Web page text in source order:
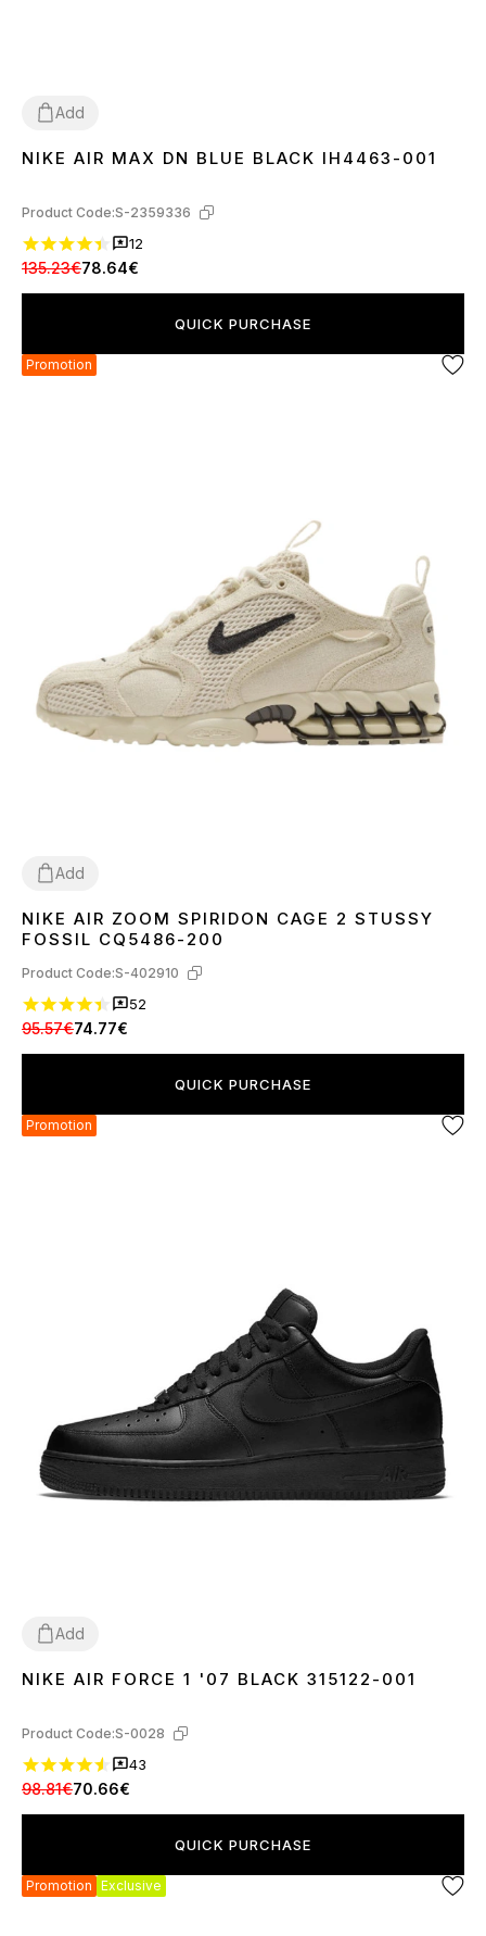
Add
3637 38 39 404142 4445
NIKE AIR MAX DN BLUE BLACK IH4463-001
Product Code:S-2359336
12
135.23€78.64€
QUICK PURCHASE
Promotion
Add
3637 38 39 4041424344 45
NIKE AIR ZOOM SPIRIDON CAGE 2 STUSSY
FOSSIL CQ5486-200
Product Code:S-402910
52
95.57€74.77€
QUICK PURCHASE
Promotion
Add
3637 38 39 40414243 44 45 46
NIKE AIR FORCE 1 '07 BLACK 315122-001
Product Code:S-0028
43
98.81€70.66€
QUICK PURCHASE
Promotion Exclusive